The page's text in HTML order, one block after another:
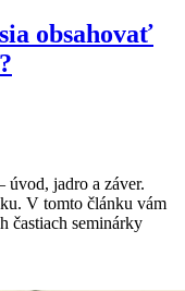
obsahovať
úvod, jadro a záver.
V tomto článku vám
častiach seminárky